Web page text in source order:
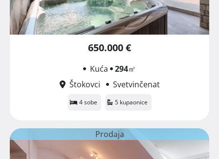
650.000 €
Kuća 294㎡
Štokovci
Svetvinčenat
4 sobe 5 kupaonice
Prodaja